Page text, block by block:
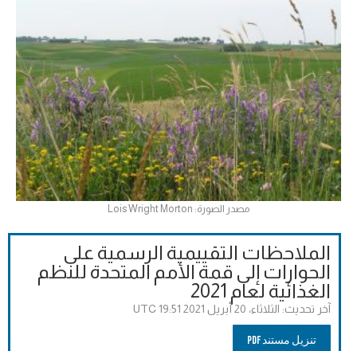
الملاحظات التقييمية الرسمية على
الحوارات إلى قمة الأمم المتحدة للنظم
الغذائية لعام 2021
آخر تحديث: الثلاثاء، 20 أبريل 2021 19:51 UTC
تنزيل مستند PDF
مصدر الصورة: Lois Wright Morton